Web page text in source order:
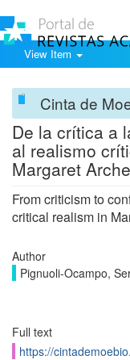
View Item
Cinta de
De la crítica a
al realismo
Margaret
From criticism to
critical realism in
Author
Pignuoli-Ocampo,
Full text
https://